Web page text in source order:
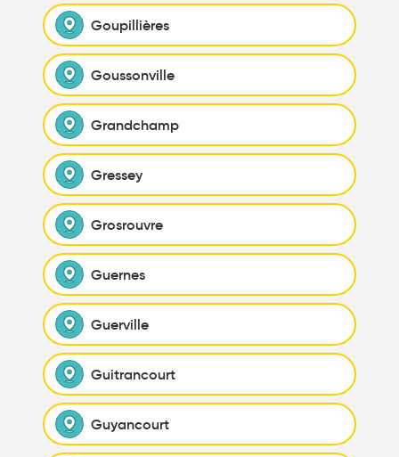
Goupillières
Goussonville
Grandchamp
Gressey
Grosrouvre
Guernes
Guerville
Guitrancourt
Guyancourt